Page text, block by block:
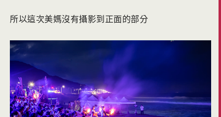
所以這次美媽沒有攝影到正面的部分